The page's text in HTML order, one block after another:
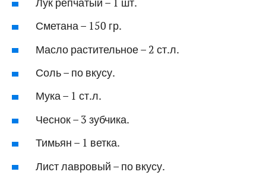
Сметана – 150 гр.
Масло растительное – 2 ст.л.
Соль – по вкусу.
Мука – 1 ст.л.
Чеснок – 3 зубчика.
Тимьян – 1 ветка.
Лист лавровый – по вкусу.